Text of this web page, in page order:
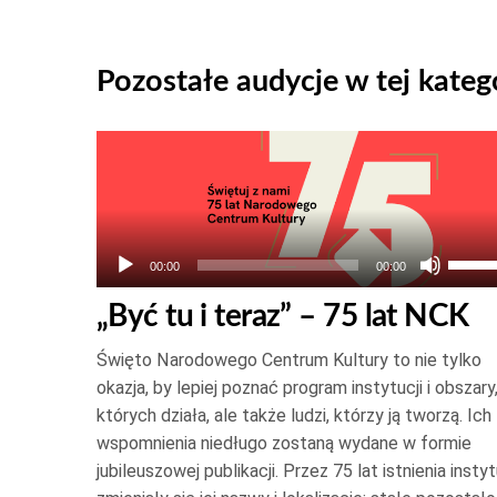
Pozostałe audycje w tej
dźwiękowych
00:00 00:00
do
góry
oraz
do
dołu
aby
„Być tu i teraz” – 75 lat NCK
Święto Narodowego Centrum Kultury to nie tylko
okazja, by lepiej poznać program instytucji i
których działa, ale także ludzi, którzy ją tworzą. Ich
wspomnienia niedługo zostaną wydane w formie
jubileuszowej publikacji. Przez 75 lat istnienia